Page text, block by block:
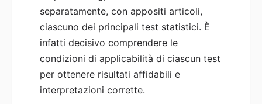
separatamente, con appositi articoli,
ciascuno dei principali test statistici. È
infatti decisivo comprendere le
condizioni di applicabilità di ciascun test
per ottenere risultati affidabili e
interpretazioni corrette.